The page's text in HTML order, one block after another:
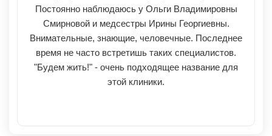
Постоянно наблюдаюсь у Ольги Владимировны
Смирновой и медсестры Ирины Георгиевны.
Внимательные, знающие, человечные. Последнее
время не часто встретишь таких специалистов.
"Будем жить!" - очень подходящее название для
этой клиники.